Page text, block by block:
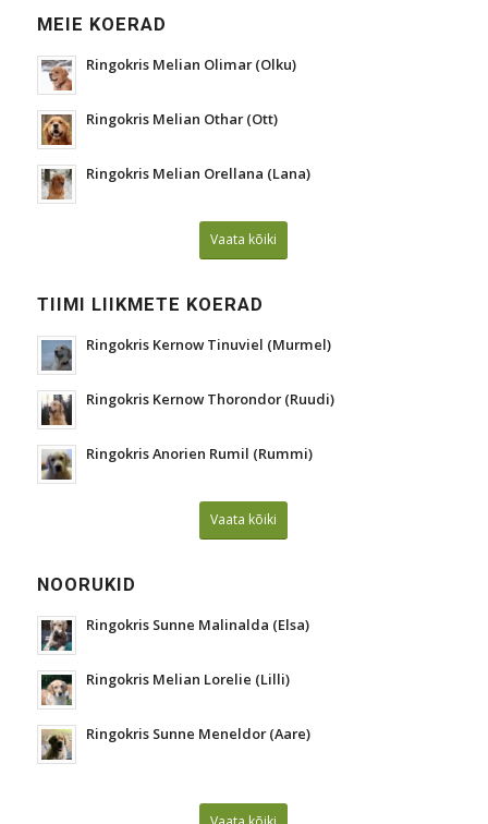
MEIE KOERAD
Ringokris Melian Olimar (Olku)
Ringokris Melian Othar (Ott)
Ringokris Melian Orellana (Lana)
Vaata kõiki
TIIMI LIIKMETE KOERAD
Ringokris Kernow Tinuviel (Murmel)
Ringokris Kernow Thorondor (Ruudi)
Ringokris Anorien Rumil (Rummi)
Vaata kõiki
NOORUKID
Ringokris Sunne Malinalda (Elsa)
Ringokris Melian Lorelie (Lilli)
Ringokris Sunne Meneldor (Aare)